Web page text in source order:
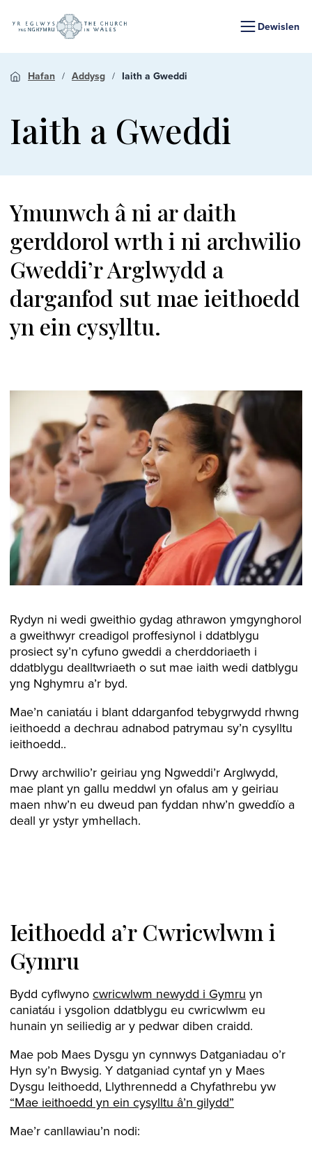
Dewislen
Hafan Addysg Iaith a Gweddi
Iaith a Gweddi
Ymunwch â ni ar daith
gerddorol wrth i ni archwilio
Gweddi’r Arglwydd a
darganfod sut mae ieithoedd
yn ein cysylltu.
Rydyn ni wedi gweithio gydag athrawon ymgynghorol
a gweithwyr creadigol proffesiynol i ddatblygu
prosiect sy’n cyfuno gweddi a cherddoriaeth i
ddatblygu dealltwriaeth o sut mae iaith wedi datblygu
yng Nghymru a’r byd.
Mae’n caniatáu i blant ddarganfod tebygrwydd rhwng
ieithoedd a dechrau adnabod patrymau sy’n cysylltu
ieithoedd..
Drwy archwilio’r geiriau yng Ngweddi’r Arglwydd,
mae plant yn gallu meddwl yn ofalus am y geiriau
maen nhw’n eu dweud pan fyddan nhw’n gweddïo a
deall yr ystyr ymhellach.
Ieithoedd a’r Cwricwlwm i
Gymru
Bydd cyflwyno cwricwlwm newydd i Gymru yn
caniatáu i ysgolion ddatblygu eu cwricwlwm eu
hunain yn seiliedig ar y pedwar diben craidd.
Mae pob Maes Dysgu yn cynnwys Datganiadau o’r
Hyn sy’n Bwysig. Y datganiad cyntaf yn y Maes
Dysgu Ieithoedd, Llythrennedd a Chyfathrebu yw
“Mae ieithoedd yn ein cysylltu â’n gilydd”
Mae’r canllawiau’n nodi: